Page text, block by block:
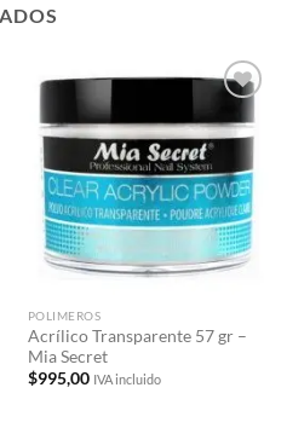
a la
lista de
deseos
POLIMEROS
Acrílico Transparente 57 gr –
Mia Secret
$995,00 IVA incluido